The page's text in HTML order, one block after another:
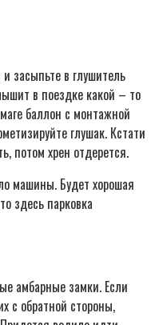
засыпьте в глушитель
в поездке какой – то
баллон с монтажной
глушак. Кстати
потом хрен отдерется.
машины. Будет хорошая
здесь парковка
амбарные замки. Если
с обратной стороны,